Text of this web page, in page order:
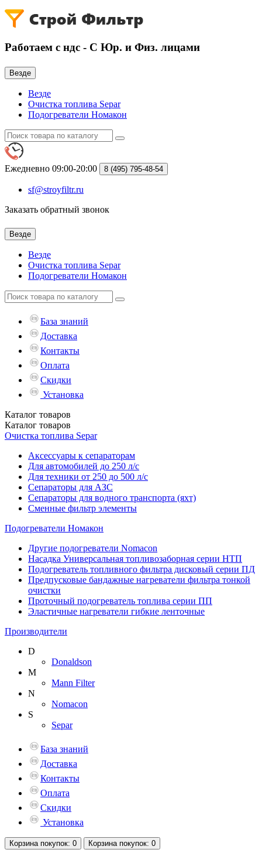
Работаем с ндс - С Юр. и Физ. лицами
Везде
Везде
Очистка топлива Separ
Подогреватели Номакон
Ежедневно 09:00-20:00 8 (495) 795-48-54
sf@stroyfiltr.ru
Заказать обратный звонок
Везде
Везде
Очистка топлива Separ
Подогреватели Номакон
База знаний
Доставка
Контакты
Оплата
Скидки
Установка
Каталог товаров
Каталог товаров
Очистка топлива Separ
Аксессуары к сепараторам
Для автомобилей до 250 л/с
Для техники от 250 до 500 л/с
Сепараторы для АЗС
Сепараторы для водного транспорта (яхт)
Сменные фильтр элементы
Подогреватели Номакон
Другие подогреватели Nomacon
Насадка Универсальная топливозаборная серии НТП
Подогреватель топливного фильтра дисковый серии ПД
Предпусковые бандажные нагреватели фильтра тонкой
очистки
Проточный подогреватель топлива серии ПП
Эластичные нагреватели гибкие ленточные
Производители
D
Donaldson
M
Mann Filter
N
Nomacon
S
Separ
База знаний
Доставка
Контакты
Оплата
Скидки
Установка
Корзинапокупок: 0 Корзинапокупок: 0